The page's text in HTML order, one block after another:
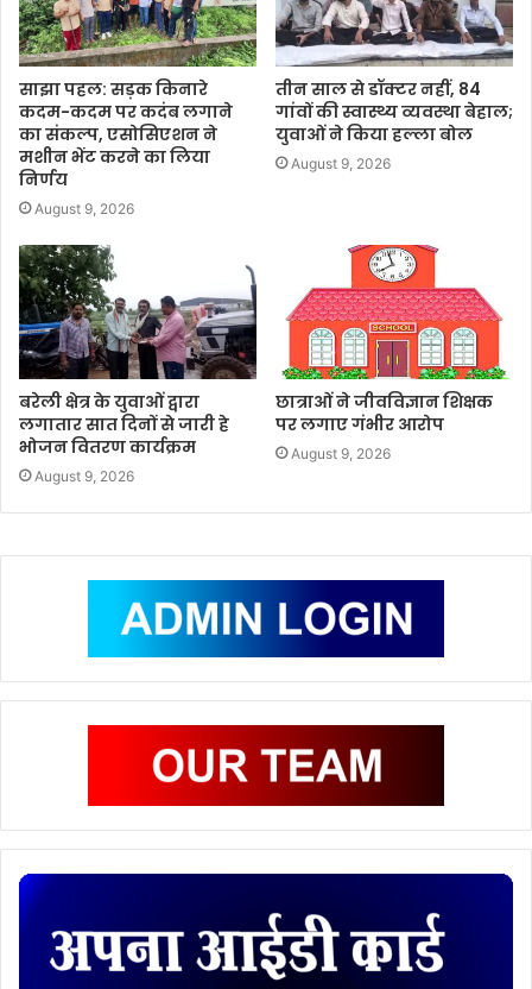
साझा पहल: सड़क किनारे
कदम-कदम पर कदंब लगाने
का संकल्प, एसोसिएशन ने
मशीन भेंट करने का लिया
निर्णय
August 9, 2026
तीन साल से डॉक्टर नहीं, 84
गांवों की स्वास्थ्य व्यवस्था बेहाल;
युवाओं ने किया हल्ला बोल
August 9, 2026
बरेली क्षेत्र के युवाओं द्वारा
लगातार सात दिनों से जारी हे
भोजन वितरण कार्यक्रम
August 9, 2026
छात्राओं ने जीवविज्ञान शिक्षक
पर लगाए गंभीर आरोप
August 9, 2026